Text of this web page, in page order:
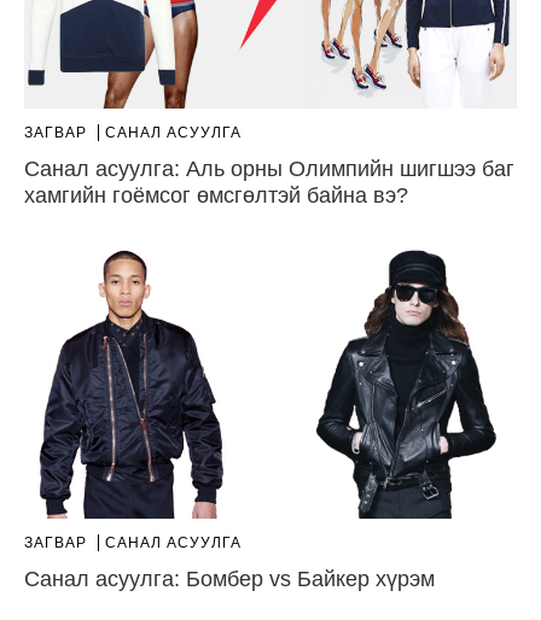
ЗАГВАР САНАЛ АСУУЛГА
Санал асуулга: Аль орны Олимпийн шигшээ баг
хамгийн гоёмсог өмсгөлтэй байна вэ?
ЗАГВАР САНАЛ АСУУЛГА
Санал асуулга: Бомбер vs Байкер хүрэм